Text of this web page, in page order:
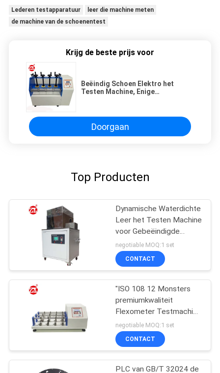
Lederen testapparatuur
leer die machine meten
de machine van de schoenentest
Krijg de beste prijs voor
Beëindig Schoen Elektro het
Testen Machine, Enige
Doorgaan
Top Producten
Dynamische Waterdichte
Leer het Testen Machine
voor Gebeëindigde
Leerschoenen ENGELSE
ISO 20344
negotiable MOQ:1 set
CONTACT
"ISO 108 12 Monsters
premiumkwaliteit
Flexometer Testmachine
voor Stof / Leer""
negotiable MOQ:1 set
CONTACT
PLC van GB/T 32024 de